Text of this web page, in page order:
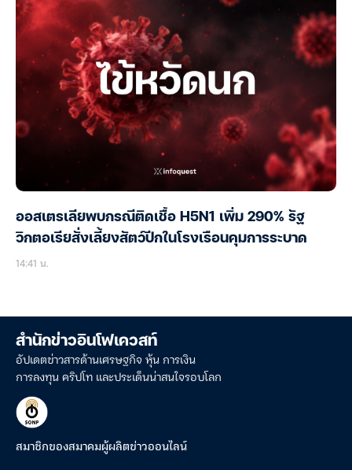
ออสเตรเลียพบกรณีติดเชื้อ H5N1 เพิ่ม 290% รัฐ
วิกตอเรียสั่งเลี้ยงสัตว์ปีกในโรงเรือนคุมการระบาด
14:41 น.
สำนักข่าวอินโฟเควสท์
อัปเดตข่าวสารด้านเศรษฐกิจ หุ้น การเงิน
การลงทุน คริปโท และประเด็นน่าสนใจรอบโลก
สมาชิกของสมาคมผู้ผลิตข่าวออนไลน์